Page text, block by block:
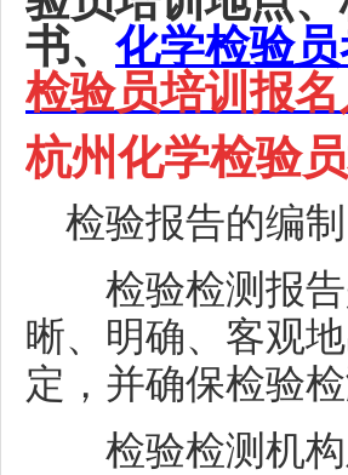
书、 化学检验
检验员培训报名
杭州化学检验
检验报告的编制
检验检测报告
晰、明确、客观
定，并确保检验
检验检测机构